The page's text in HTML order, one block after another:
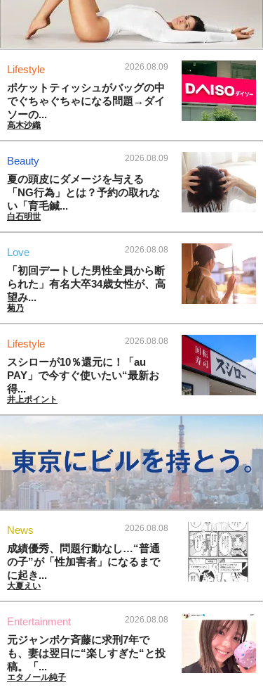
Lifestyle 2026.08.09
ポケットティッシュがバッグの中
でぐちゃぐちゃになる問題→ダイ
ソーの...
高木沙織
Beauty 2026.08.09
夏の頭皮にダメージを与える
「NG行為」とは？予約の取れな
い「育毛鍼...
白石明世
Love 2026.08.08
「初回デートした男性全員から断
られた」有名大卒34歳女性が、高
望み...
菊乃
Lifestyle 2026.08.08
スシローが10％還元に！「au
PAY」で今すぐ使いたい“最新お
得...
井上ポイント
News 2026.08.08
成績優秀、問題行動なし…“普通
の子”が「性加害者」になるまで
に起き...
大夏えい
Entertainment 2026.08.08
元ジャンポケ斉藤に求刑7年で
も、妻は翌日に“楽しすぎた“と投
稿。「...
エタノール純子